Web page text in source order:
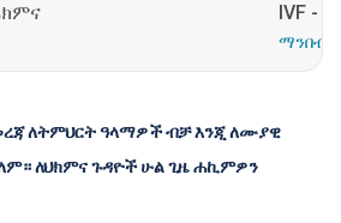
IVF -
ማንበብ
ለትምህርት ዓላማዎች ብቻ እንጂ ለሙያዊ
ለህክምና ጉዳዮች ሁል ጊዜ ሐኪምዎን